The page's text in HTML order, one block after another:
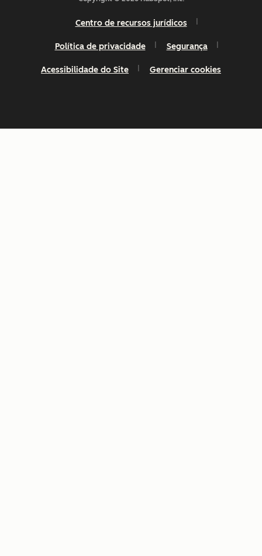
Centro de recursos jurídicos
Política de privacidade Segurança
Acessibilidade do Site Gerenciar cookies